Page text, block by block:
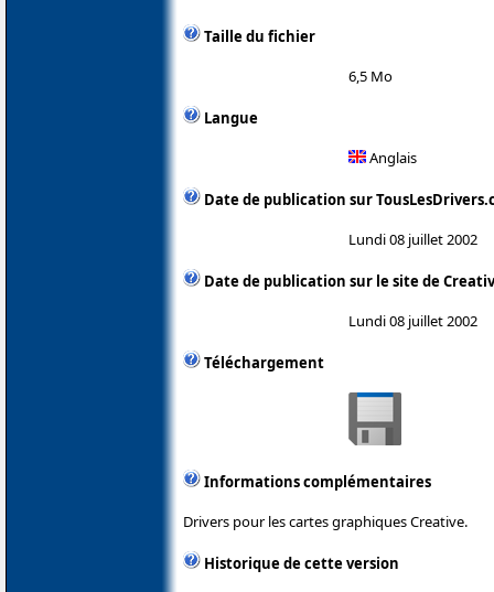
Taille du fichier
6,5 Mo
Langue
Anglais
Date de publication sur
Lundi 08 juillet 2002
Date de publication sur le site de
Lundi 08 juillet 2002
Téléchargement
Informations complémentaires
Drivers pour les cartes graphiques Creative.
Historique de cette version